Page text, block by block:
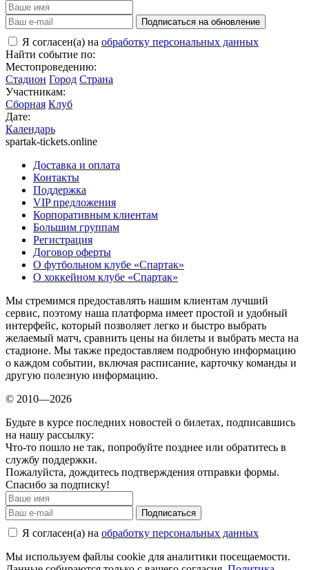
Подписаться на обновление
Я согласен(а) на обработку персональных данных
Найти событие по:
Местопроведению:
Стадион Город Страна
Участникам:
Сборная Клуб
Дате:
Календарь
spartak-tickets.online
Доставка и оплата
Контакты
Поддержка
VIP предложения
Корпоративным клиентам
Большим группам
Регистрация
Договор оферты
О футбольном клубе «Спартак»
О хоккейном клубе «Спартак»
Мы стремимся предоставлять нашим клиентам лучший
сервис, поэтому наша платформа имеет простой и удобный
интерфейс, который позволяет легко и быстро выбрать
желаемый матч, сравнить цены на билеты и выбрать места на
стадионе. Мы также предоставляем подробную информацию
о каждом событии, включая расписание, карточку команды и
другую полезную информацию.
© 2010—2026
Будьте в курсе последних новостей о билетах, подписавшись
на нашу рассылку:
Что-то пошло не так, попробуйте позднее или обратитесь в
службу поддержки.
Пожалуйста, дождитесь подтверждения отправки формы.
Спасибо за подписку!
Подписаться
Я согласен(а) на обработку персональных данных
Мы используем файлы cookie для аналитики посещаемости.